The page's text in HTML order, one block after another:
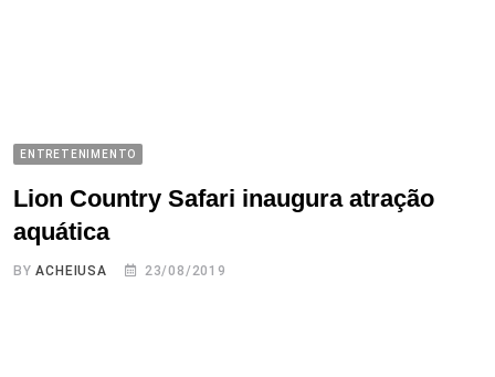
ENTRETENIMENTO
Lion Country Safari inaugura atração
aquática
BYACHEIUSA 23/08/2019